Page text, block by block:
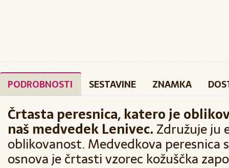
PODROBNOSTI SESTAVINE ZNAMKA
Črtasta peresnica, katero je
naš medvedek Lenivec.Združuje ju
oblikovanost. Medvedkova peresnica
osnova je črtasti vzorec kožuščka